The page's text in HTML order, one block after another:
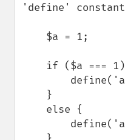
'define' constant